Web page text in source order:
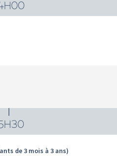
de 3 mois à 3 ans)